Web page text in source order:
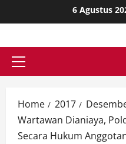
to
6 Agustus
Primary
Home 2017
Wartawan Dianiaya,
Secara Hukum